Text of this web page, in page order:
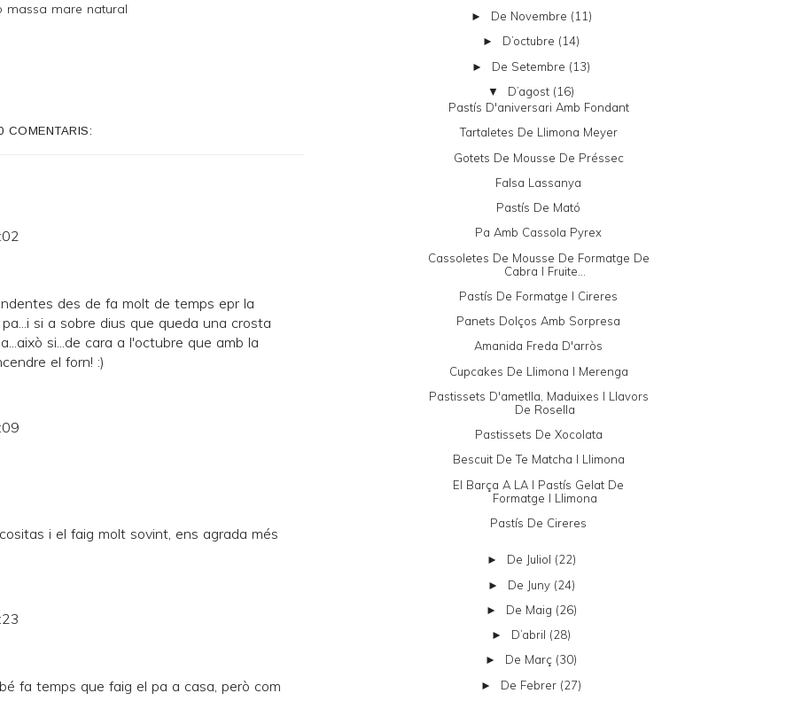
massa mare natural
COMENTARIS:
des de fa molt de temps epr la
si a sobre dius que queda una crosta
si...de cara a l'octubre que amb la
el forn! :)
i el faig molt sovint, ens agrada més
fa temps que faig el pa a casa, però com
► De Novembre (11)
► D’octubre (14)
► De Setembre (13)
▼ D’agost (16)
Pastís D'aniversari Amb Fondant
Tartaletes De Llimona Meyer
Gotets De Mousse De Préssec
Falsa Lassanya
Pastís De Mató
Pa Amb Cassola Pyrex
Cassoletes De Mousse De Formatge De
Cabra I Fruite...
Pastís De Formatge I Cireres
Panets Dolços Amb Sorpresa
Amanida Freda D'arròs
Cupcakes De Llimona I Merenga
Pastissets D'ametlla, Maduixes I Llavors
De Rosella
Pastissets De Xocolata
Bescuit De Te Matcha I Llimona
El Barça A LA I Pastís Gelat De
Formatge I Llimona
Pastís De Cireres
► De Juliol (22)
► De Juny (24)
► De Maig (26)
► D’abril (28)
► De Març (30)
► De Febrer (27)